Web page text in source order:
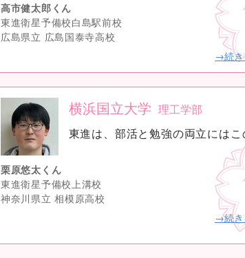
高市健太郎くん
東進衛星予備校白島駅前校
広島県立 広島国泰寺高校
→続き
no
image
横浜国立大学 理工学部
東進は、部活と勉強の両立にはこ
栗原悠太くん
東進衛星予備校上溝校
神奈川県立 相模原高校
→続き